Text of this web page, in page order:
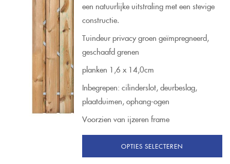
een natuurlijke uitstraling met een stevige
constructie.
Tuindeur privacy groen geïmpregneerd,
geschaafd grenen
planken 1,6 x 14,0cm
Inbegrepen: cilinderslot, deurbeslag,
plaatduimen, ophang-ogen
Voorzien van ijzeren frame
OPTIES SELECTEREN